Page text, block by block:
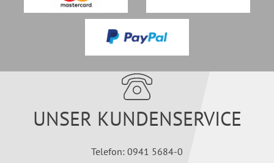
UNSER KUNDENSERVICE
Telefon: 0941 5684-0